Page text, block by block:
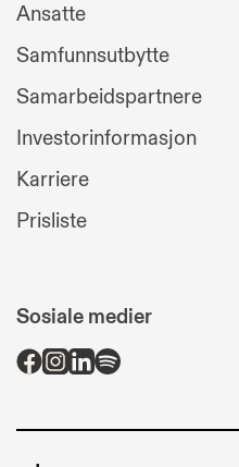
Ansatte
Samfunnsutbytte
Samarbeidspartnere
Investorinformasjon
Karriere
Prisliste
Sosiale medier